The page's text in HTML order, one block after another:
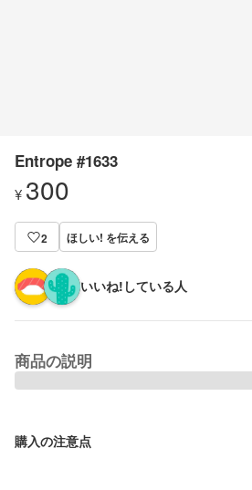
Entrope #1633
¥ 300
2 ほしい! を伝える
いいね!している人
商品の説明
購入の注意点